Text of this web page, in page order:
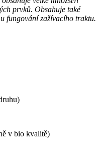
prvků. Obsahuje také
fungování zažívacího traktu.
v bio kvalitě)